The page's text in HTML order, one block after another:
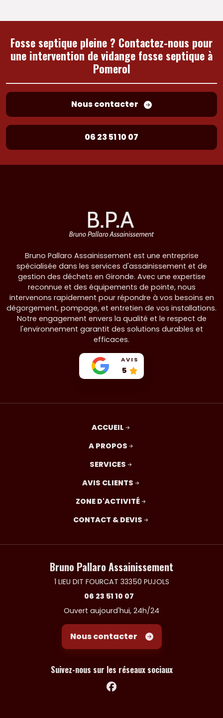
Fosse septique pleine ? Contactez-nous pour
une intervention de vidange fosse septique à
Pomerol
Nous contacter
06 23 51 10 07
Bruno Pallaro Assainissement est une entreprise
spécialisée dans les services d'assainissement et de
gestion des déchets en Gironde. Avec une expertise
reconnue et des équipements de pointe, nous
intervenons rapidement pour répondre à vos besoins en
dégorgement, pompage, et entretien de vos installations.
Notre engagement envers la qualité et le respect de
l'environnement garantit des solutions durables et
efficaces.
AVIS
5
ACCUEIL
A PROPOS
SERVICES
AVIS CLIENTS
ZONE D'ACTIVITÉ
CONTACT & DEVIS
Bruno Pallaro Assainissement
1 LIEU DIT FOURCAT 33350 PUJOLS
06 23 51 10 07
Ouvert aujourd'hui, 24h/24
Nous contacter
Suivez-nous sur les réseaux sociaux
Facebook